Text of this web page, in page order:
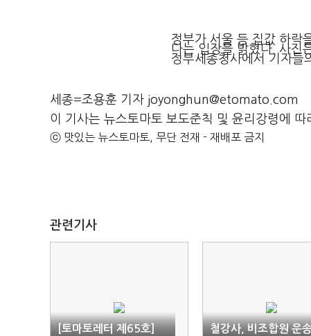
정부가 서울 등 집값 하락
다는 입장을 밝혔다. 사진
정부세종청사에서 기자들
세종=조용훈 기자 joyonghun@etomato.com
이 기사는 뉴스토마토 보도준칙 및 윤리강령에
ⓒ 맛있는 뉴스토마토, 무단 전재 - 재배포 금지
관련기사
[토마토레터 제65호]
철강사, 비조합원 운